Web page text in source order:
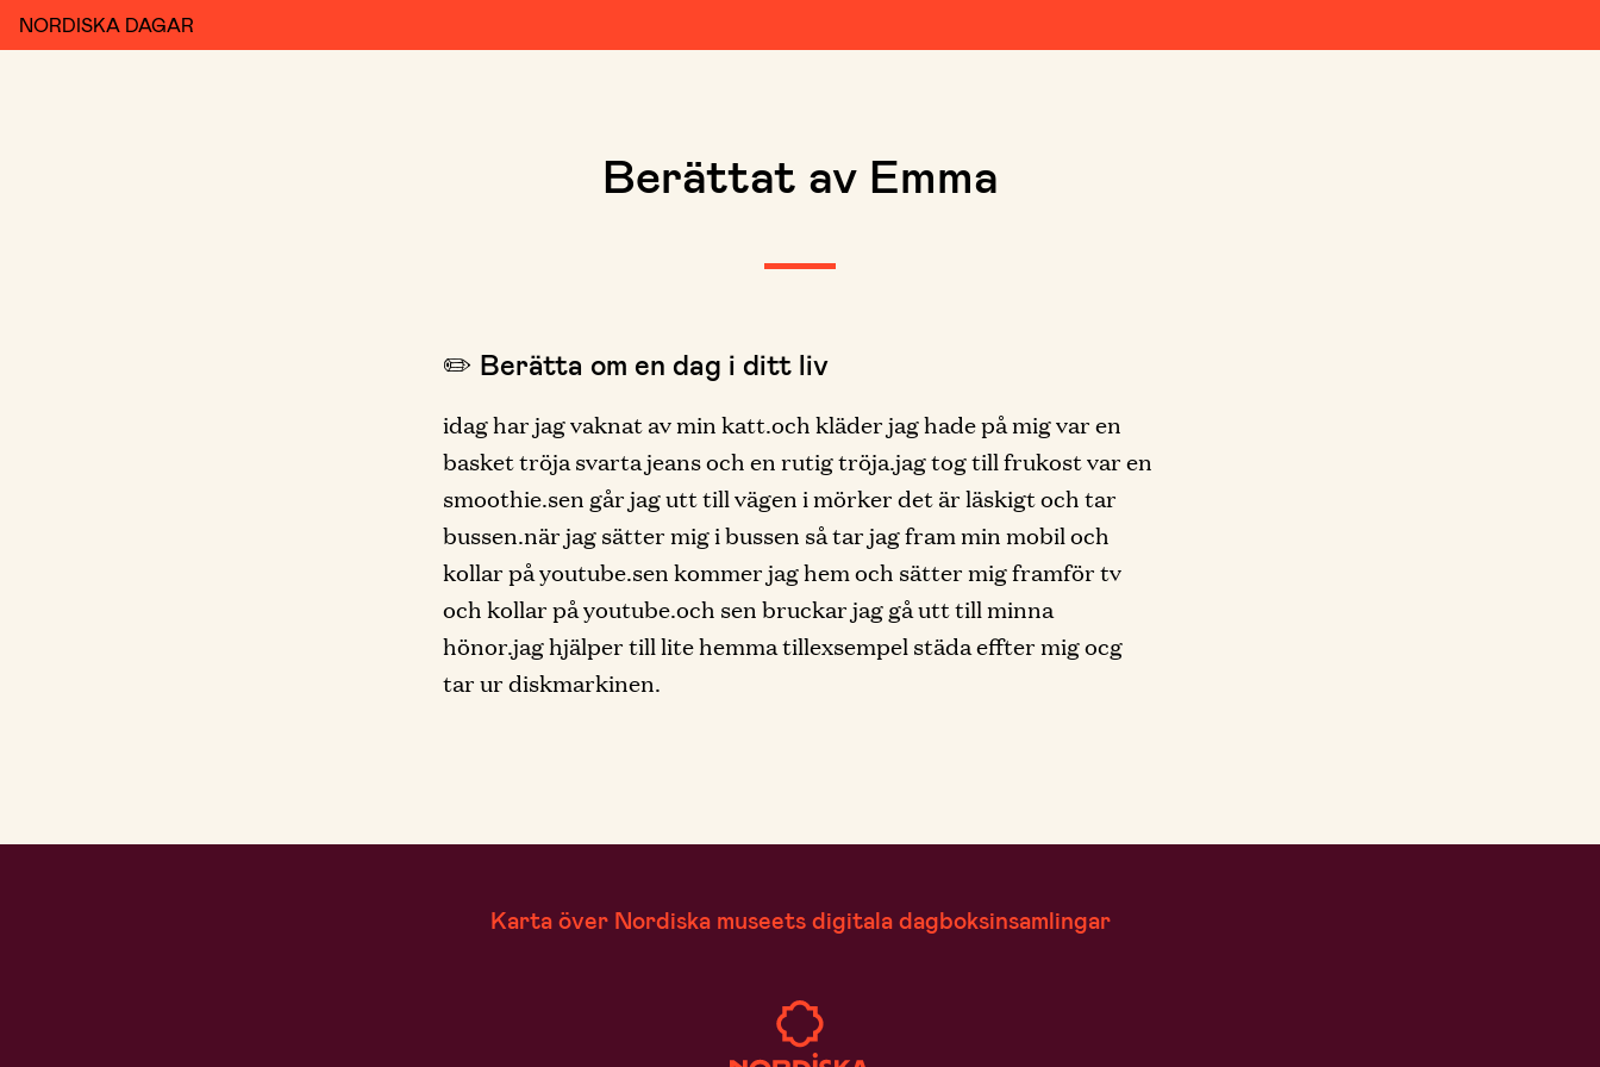
NORDISKA DAGAR
Berättat av Emma
✏️ Berätta om en dag i ditt liv
idag har jag vaknat av min katt.och kläder jag hade på mig var en
basket tröja svarta jeans och en rutig tröja.jag tog till frukost var en
smoothie.sen går jag utt till vägen i mörker det är läskigt och tar
bussen.när jag sätter mig i bussen så tar jag fram min mobil och
kollar på youtube.sen kommer jag hem och sätter mig framför tv
och kollar på youtube.och sen bruckar jag gå utt till minna
hönor.jag hjälper till lite hemma tillexsempel städa effter mig ocg
tar ur diskmarkinen.
Karta över Nordiska museets digitala dagboksinsamlingar